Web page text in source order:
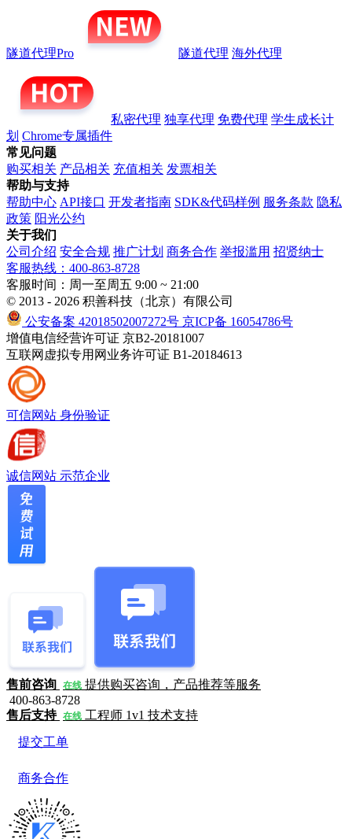
隧道代理Pro 隧道代理 海外代理
私密代理 独享代理 免费代理 学生成长计
划 Chrome专属插件
常见问题
购买相关 产品相关 充值相关 发票相关
帮助与支持
帮助中心 API接口 开发者指南 SDK&代码样例 服务条款 隐私
政策 阳光公约
关于我们
公司介绍 安全合规 推广计划 商务合作 举报滥用 招贤纳士
客服热线：400-863-8728
客服时间：周一至周五 9:00 ~ 21:00
© 2013 - 2026 积善科技（北京）有限公司
公安备案 42018502007272号 京ICP备 16054786号
增值电信经营许可证 京B2-20181007
互联网虚拟专用网业务许可证 B1-20184613
可信网站 身份验证
诚信网站 示范企业
售前咨询 在线 提供购买咨询，产品推荐等服务
400-863-8728
售后支持 在线 工程师 1v1 技术支持
提交工单
商务合作